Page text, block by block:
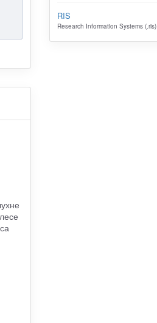
RIS
Research Information Systems (.ris)